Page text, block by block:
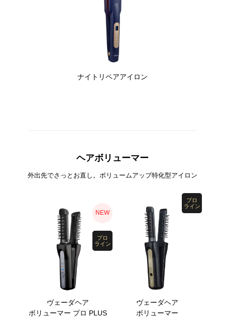
ナイトリペアアイロン
ヘアボリューマー
外出先でさっとお直し。ボリュームアップ特化型アイロン
NEW
プロ
ライン
ヴェーダヘア
ボリューマー プロ PLUS
プロ
ライン
ヴェーダヘア
ボリューマー